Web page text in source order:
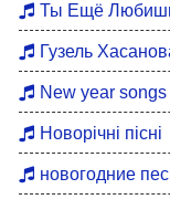
Ты Ещё
Гузель
New year songs
Новорічні пісні
новогодние